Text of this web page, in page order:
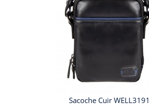
Sacoche Cuir WELL3191